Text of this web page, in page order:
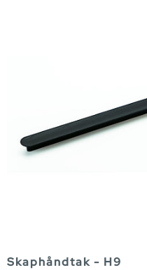
Skaphåndtak - H9